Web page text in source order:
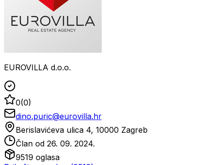
EUROVILLA d.o.o.
0(0)
dino.puric@eurovilla.hr
Berislavićeva ulica 4, 10000 Zagreb
Član od 26. 09. 2024.
9519 oglasa